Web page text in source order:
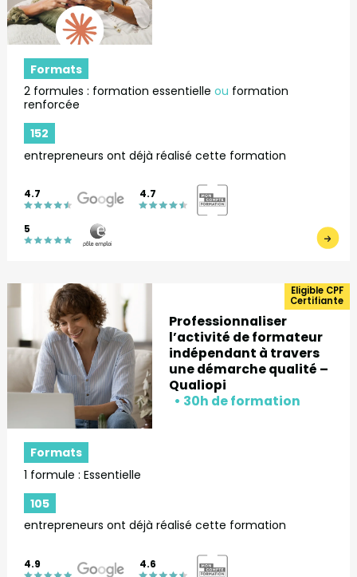
Formats
2 formules : formation essentielleou formation
renforcée
152
entrepreneurs ont déjà réalisé cette formation
4.7 4.7
5
Eligible CPF
Certifiante
Professionnaliser
l’activité de formateur
indépendant à travers
une démarche qualité –
Qualiopi
Formats
1 formule : Essentielle
105
entrepreneurs ont déjà réalisé cette formation
4.9 4.6